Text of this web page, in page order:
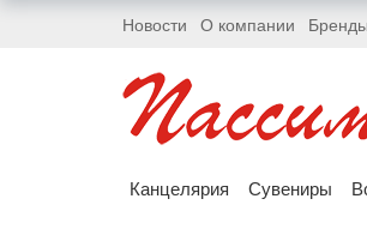
Новости О компании Бренды
Канцелярия Сувениры